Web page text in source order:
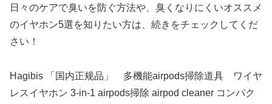
日々のケアで臭いを防ぐ方法や、臭くなりにくいオススメ
のイヤホン5選を知りたい方は、続きをチェックしてくだ
さい！
Hagibis 「国内正规品」 多機能airpods掃除道具 ワイヤ
レスイヤホン 3-in-1 airpods掃除 airpod cleaner コンパク